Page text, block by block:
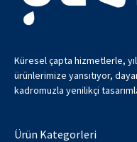
Küresel çapta hizmetlerle,
ürünlerimize yansıtıyor,
kadromuzla yenilikçi
Ürün Kategorleri